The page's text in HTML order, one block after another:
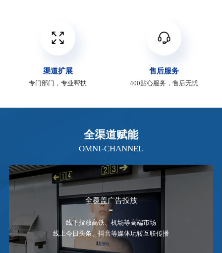
渠道扩展
专门部门，专业帮扶
售后服务
400贴心服务，售后无忧
全渠道赋能
OMNI-CHANNEL
全覆盖广告投放
线下投放高铁、机场等高端市场
线上今日头条、抖音等媒体玩转互联传播